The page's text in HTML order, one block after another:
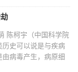
陈柯宇（中国科学院
史可以说是与疾病
病毒产生，病原细